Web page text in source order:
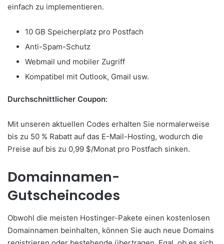
einfach zu implementieren.
10 GB Speicherplatz pro Postfach
Anti-Spam-Schutz
Webmail und mobiler Zugriff
Kompatibel mit Outlook, Gmail usw.
Durchschnittlicher Coupon:
Mit unseren aktuellen Codes erhalten Sie normalerweise
bis zu 50 % Rabatt auf das E-Mail-Hosting, wodurch die
Preise auf bis zu 0,99 $/Monat pro Postfach sinken.
Domainnamen-
Gutscheincodes
Obwohl die meisten Hostinger-Pakete einen kostenlosen
Domainnamen beinhalten, können Sie auch neue Domains